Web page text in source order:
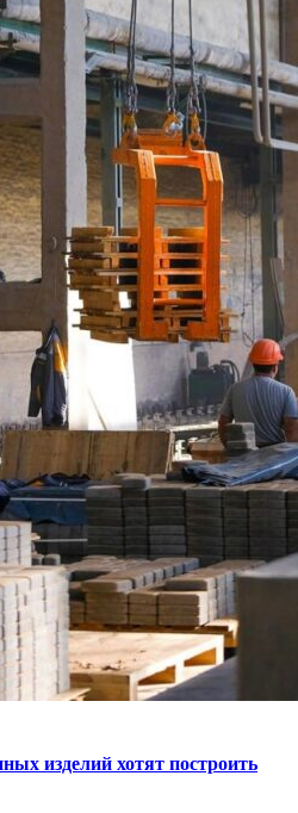
изделий хотят построить